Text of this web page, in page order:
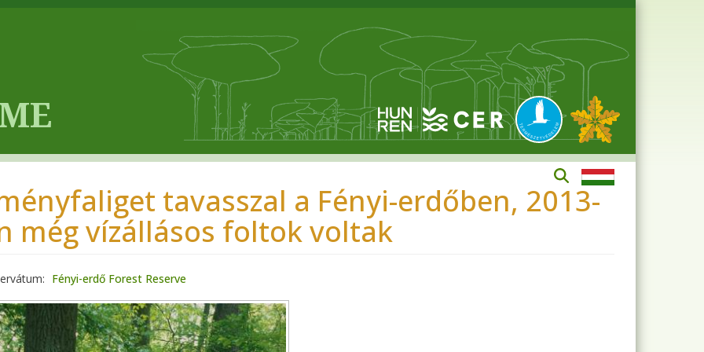
tavasszal a Fényi-erdőben, 2013-
még vízállásos foltok voltak
Fényi-erdő Forest Reserve